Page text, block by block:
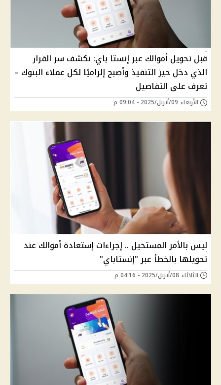
قبل تحويل أموالك عبر إنستا باي: نكشف سر القرار
الذي دخل حيز التنفيذ وأصبح إلزاميًا لكل عملاء البنوك –
تعرف على التفاصيل
الأربعاء 09/أبريل/2025 - 09:04 م
ليس بالأمر المستحيل .. إجراءات إستعادة أموالك عند
تحويلها بالخطأ عبر "إنستاباي"
الثلاثاء 08/أبريل/2025 - 04:16 م